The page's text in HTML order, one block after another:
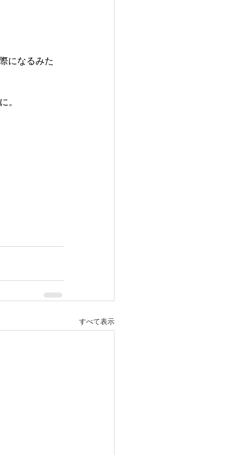
になるみた
。
すべて表示